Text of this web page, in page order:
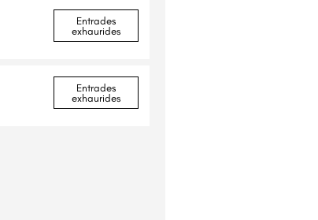
Entrades
exhaurides
Entrades
exhaurides